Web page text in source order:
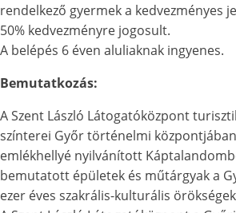
rendelkező gyermek a kedvezményes
50% kedvezményre jogosult.
A belépés 6 éven aluliaknak ingyenes.
Bemutatkozás:
A Szent László Látogatóközpont
színterei Győr történelmi
emlékhellyé nyilvánított
bemutatott épületek és műtárgyak a
ezer éves szakrális-kulturális